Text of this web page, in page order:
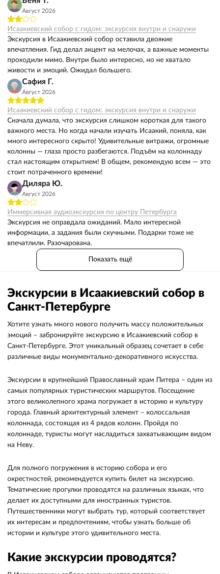
Август 2026
Исаакиевский собор с гидом: экскурсия внутри и снаружи
Экскурсия в Исаакиевский собор оставила двоякие
впечатления. Гид делал акцент на мелочах, а важные моменты
проходили мимо. Внутри было интересно, но не хватало
живости и эмоций. Ожидал большего.
Сафия Г.
Август 2026
Исаакиевский собор с гидом: экскурсия внутри и снаружи
Сначала думала, что экскурсия слишком короткая для такого
важного места. Но когда начали изучать Исаакий, поняла, как
много интересного скрыто! Удивительные витражи, огромные
колонны — глаза просто разбегаются. Подъём на колоннаду
стал настоящим открытием! В общем, рекомендую всем — это
стоит потраченного времени!
Диляра Ю.
Август 2026
Иммерсивная аудиоэкскурсия по центру Петербурга
Экскурсия не оправдала ожиданий. Мало интересной
информации, а задания были скучными. Подарки тоже не
впечатлили. Разочарована.
Показать ещё
Экскурсии в Исаакиевский собор в
Санкт-Петербурге
Хотите узнать много нового получить массу положительных
эмоций – забронируйте экскурсию в Исаакиевский собор в
Санкт-Петербурге. Этот уникальный образец сочетает в себе
различные виды монументально-декоративного искусства.
Экскурсии в крупнейший Православный храм Питера – один из
самых популярных туристических маршрутов. Посещение
этого великолепного храма погружает в историю и культуру
города. Главный архитектурный элемент – колоссальная
колоннада, состоящая из 4 рядов колонн. Пройдя по
колоннаде, туристы могут насладиться захватывающим видом
на Неву.
Для полного погружения в историю собора и его
окрестностей, рекомендуется купить билет на экскурсию.
Тематические прогулки проводятся на различных языках, что
делает их доступными для иностранных туристов.
Путешественники могут выбрать тур, который соответствует
их интересам и предпочтениям, чтобы узнать больше об
истории и культуре этого удивительного места.
Какие экскурсии проводятся?